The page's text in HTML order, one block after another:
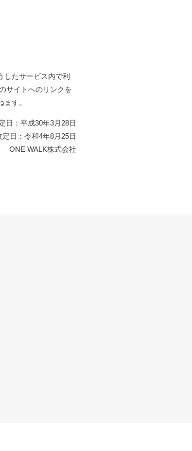
したサービス内で利
サイトへのリンクを
す。
日：平成30年3月28日
定日：令和4年8月25日
ONE WALK株式会社